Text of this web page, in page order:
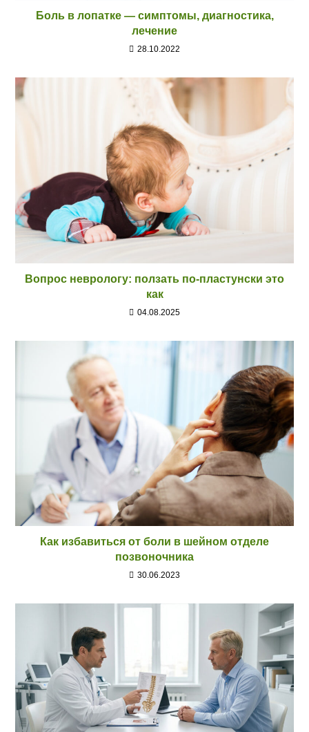
Боль в лопатке — симптомы, диагностика,
лечение
28.10.2022
Вопрос неврологу: ползать по-пластунски это
как
04.08.2025
Как избавиться от боли в шейном отделе
позвоночника
30.06.2023